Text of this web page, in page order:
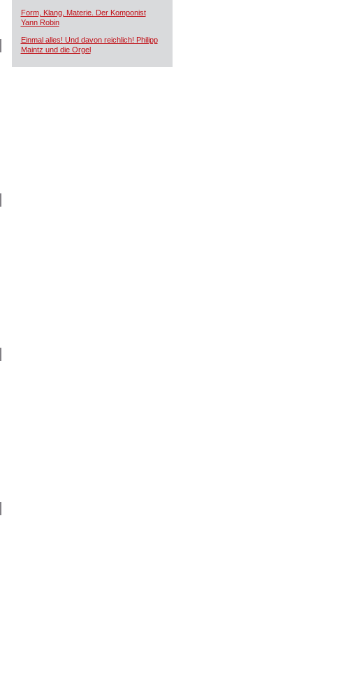
Form, Klang, Materie. Der Komponist
Yann Robin
Einmal alles! Und davon reichlich! Philipp
Maintz und die Orgel